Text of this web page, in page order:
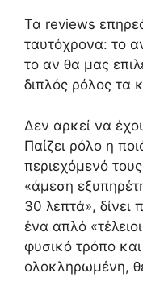
Τα reviews
ταυτόχρονα: το
το αν θα μας
διπλός ρόλος τα
Δεν αρκεί να
Παίζει ρόλο η
περιεχόμενό
«άμεση
30 λεπτά»,
ένα απλό
φυσικό τρόπο
ολοκληρωμένη,